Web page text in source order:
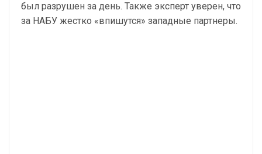
был разрушен за день. Также эксперт уверен, что
за НАБУ жестко «впишутся» западные партнеры.